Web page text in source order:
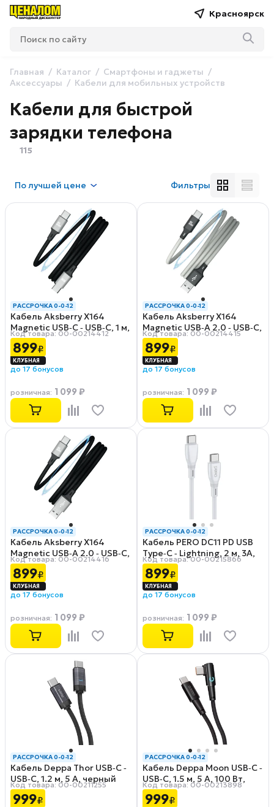
Красноярск
Главная Каталог
Смартфоны и гаджеты
Аксессуары
Кабели для мобильных устройств
Кабели для быстрой
зарядки телефона
115
Получшей цене Фильтры
РАССРОЧКА 0-0-12
Кабель Aksberry X164
Magnetic USB‑C ‑ USB‑C, 1 м,
3 А, черный
Код товара: 00-00214412
899₽
до 17 бонусов
розничная: 1 099 ₽
РАССРОЧКА 0-0-12
Кабель Aksberry X164
Magnetic USB‑A 2.0 ‑ USB‑C,
1 м, 3 А, серый
Код товара: 00-00214415
899₽
до 17 бонусов
розничная: 1 099 ₽
РАССРОЧКА 0-0-12
Кабель Aksberry X164
Magnetic USB‑A 2.0 ‑ USB‑C,
1 м, 3 А, черный
Код товара: 00-00214416
899₽
до 17 бонусов
розничная: 1 099 ₽
РАССРОЧКА 0-0-12
Кабель PERO DC11 PD USB
Type‑C ‑ Lightning, 2 м, 3A,
белый
Код товара: 00-00215866
899₽
до 17 бонусов
розничная: 1 099 ₽
РАССРОЧКА 0-0-12
Кабель Deppa Thor USB‑C ‑
USB‑C, 1.2 м, 5 А, черный
Код товара: 00-00211255
999₽
РАССРОЧКА 0-0-12
Кабель Deppa Moon USB‑C ‑
USB‑C, 1.5 м, 5 А, 100 Вт,
угловой, черный
Код товара: 00-00213898
999₽